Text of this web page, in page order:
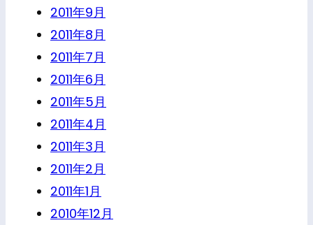
2011年9月
2011年8月
2011年7月
2011年6月
2011年5月
2011年4月
2011年3月
2011年2月
2011年1月
2010年12月